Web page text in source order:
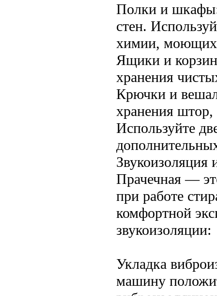
Полки и шкафы:
стен.
химии, моющих
Ящики и
хранения
Крючки и
хранения штор,
Используйте
Прачечная —
при работе
комфортной
звукоизоляции:
Укладка
машину